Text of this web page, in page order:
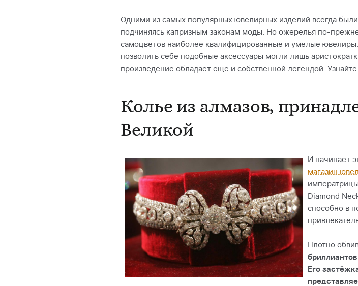
Одними из самых популярных ювелирных изделий всегда
подчиняясь капризным законам моды. Но ожерелья по-
самоцветов наиболее квалифицированные и умелые
позволить себе подобные аксессуары могли лишь
произведение обладает ещё и собственной легендой. Узнайте
Колье из алмазов,
Великой
И начинает
магазин
Diamond
способно в
Плотно
Его